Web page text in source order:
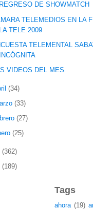
DE SHOWMATCH
TELEMEDIOS EN LA
TELE 2009
TELEMENTAL
VIDEOS DEL MES
(34)
(33)
(27)
(25)
(362)
(189)
Tags
ahora (19)